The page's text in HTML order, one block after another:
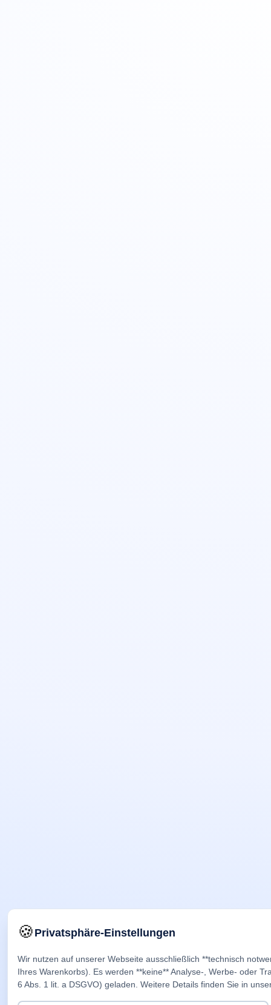
🍪Privatsphäre-Einstellungen
Wir nutzen auf unserer Webseite ausschließlich **technisch
Ihres Warenkorbs). Es werden **keine** Analyse-, Werbe- oder
6 Abs. 1 lit. a DSGVO) geladen. Weitere Details finden Sie in